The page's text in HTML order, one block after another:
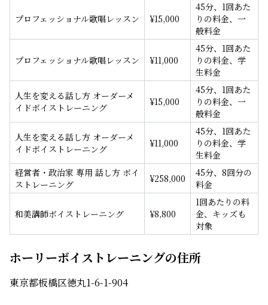
プロフェッショナル歌唱レッスン ¥15,000
45分、1回あた
りの料金、一
般料金
プロフェッショナル歌唱レッスン ¥11,000
45分、1回あた
りの料金、学
生料金
人生を変える話し方 オーダーメ
イドボイストレーニング
¥15,000
45分、1回あた
りの料金、一
般料金
人生を変える話し方 オーダーメ
イドボイストレーニング
¥11,000
45分、1回あた
りの料金、学
生料金
経営者・政治家 専用 話し方 ボイ
ストレーニング
¥258,000
45分、8回分の
料金
和美講師ボイストレーニング ¥8,800
1回あたりの料
金、キッズも
対象
ホーリーボイストレーニングの住所
東京都板橋区徳丸1-6-1-904